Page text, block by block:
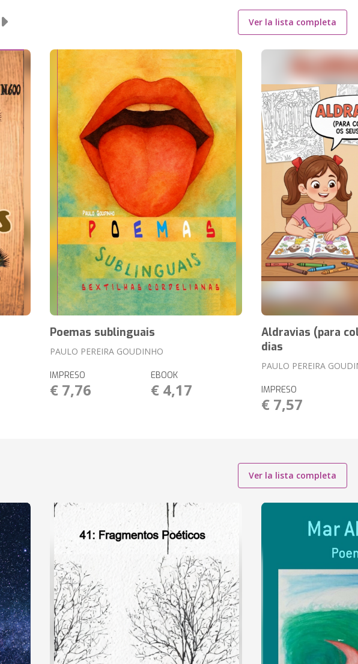
Ver la lista completa
Poemas sublinguais
PAULO PEREIRA GOUDINHO
IMPRESO
€ 7,76
EBOOK
€ 4,17
Aldravias (para
dias
PAULO PEREIRA
IMPRESO
€ 7,57
Ver la lista completa